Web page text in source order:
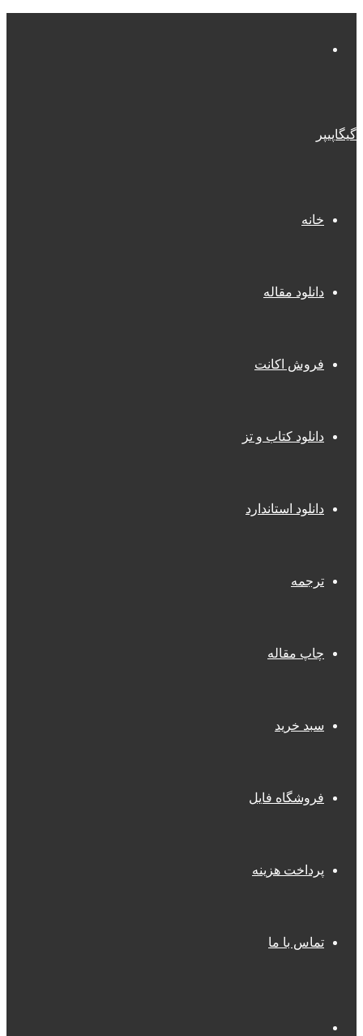
گیگاپیپر
خانه
دانلود مقاله
فروش اکانت
دانلود کتاب و تز
دانلود استاندارد
ترجمه
چاپ مقاله
سبد خرید
فروشگاه فایل
پرداخت هزینه
تماس با ما